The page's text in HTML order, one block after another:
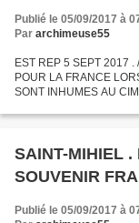
Publié le 05/09/2017 à
Par archimeuse55
EST REP 5 SEPT 2017
POUR LA FRANCE
SONT INHUMES AU
SAINT-MIHIEL . MEUSE . MONUMENT DU
Publié le 05/09/2017 à